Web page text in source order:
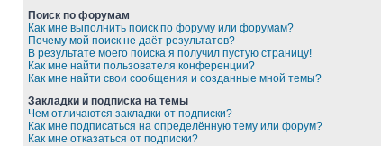
Поиск по форумам
Как мне выполнить поиск по форуму или форумам?
Почему мой поиск не даёт результатов?
В результате моего поиска я получил пустую страницу!
Как мне найти пользователя конференции?
Как мне найти свои сообщения и созданные мной темы?
Закладки и подписка на темы
Чем отличаются закладки от подписки?
Как мне подписаться на определённую тему или форум?
Как мне отказаться от подписки?